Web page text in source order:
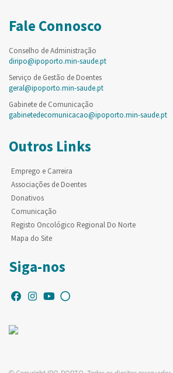
Fale Connosco
Conselho de Administração
diripo@ipoporto.min-saude.pt
Serviço de Gestão de Doentes
geral@ipoporto.min-saude.pt
Gabinete de Comunicação
gabinetedecomunicacao@ipoporto.min-saude.pt
Outros Links
Emprego e Carreira
Associações de Doentes
Donativos
Comunicação
Registo Oncológico Regional Do Norte
Mapa do Site
Siga-nos